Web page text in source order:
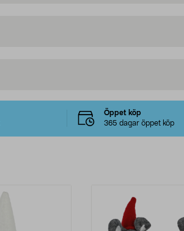
Öppet köp
365 dagar öppet köp